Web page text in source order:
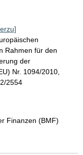
Rahmen für den
der
Nr. 1094/2010,
2554
Finanzen (BMF)